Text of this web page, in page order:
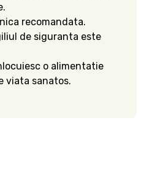
recomandata.
de siguranta este
o alimentatie
viata sanatos.